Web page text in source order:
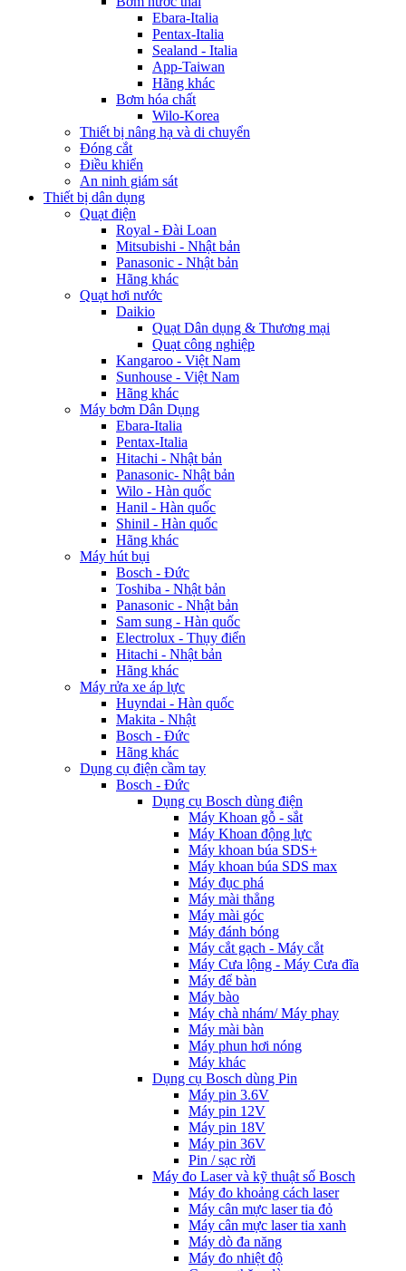
Ebara-Italia
Pentax-Italia
Sealand - Italia
App-Taiwan
Hãng khác
Bơm hóa chất
Wilo-Korea
Thiết bị nâng hạ và di chuyển
Đóng cắt
Điều khiển
An ninh giám sát
Thiết bị dân dụng
Quạt điện
Royal - Đài Loan
Mitsubishi - Nhật bản
Panasonic - Nhật bản
Hãng khác
Quạt hơi nước
Daikio
Quạt Dân dụng & Thương mại
Quạt công nghiệp
Kangaroo - Việt Nam
Sunhouse - Việt Nam
Hãng khác
Máy bơm Dân Dụng
Ebara-Italia
Pentax-Italia
Hitachi - Nhật bản
Panasonic- Nhật bản
Wilo - Hàn quốc
Hanil - Hàn quốc
Shinil - Hàn quốc
Hãng khác
Máy hút bụi
Bosch - Đức
Toshiba - Nhật bản
Panasonic - Nhật bản
Sam sung - Hàn quốc
Electrolux - Thụy điển
Hitachi - Nhật bản
Hãng khác
Máy rửa xe áp lực
Huyndai - Hàn quốc
Makita - Nhật
Bosch - Đức
Hãng khác
Dụng cụ điện cầm tay
Bosch - Đức
Dụng cụ Bosch dùng điện
Máy Khoan gỗ - sắt
Máy Khoan động lực
Máy khoan búa SDS+
Máy khoan búa SDS max
Máy đục phá
Máy mài thẳng
Máy mài góc
Máy đánh bóng
Máy cắt gạch - Máy cắt
Máy Cưa lộng - Máy Cưa đĩa
Máy để bàn
Máy bào
Máy chà nhám/ Máy phay
Máy mài bàn
Máy phun hơi nóng
Máy khác
Dụng cụ Bosch dùng Pin
Máy pin 3.6V
Máy pin 12V
Máy pin 18V
Máy pin 36V
Pin / sạc rời
Máy đo Laser và kỹ thuật số Bosch
Máy đo khoảng cách laser
Máy cân mực laser tia đỏ
Máy cân mực laser tia xanh
Máy dò đa năng
Máy đo nhiệt độ